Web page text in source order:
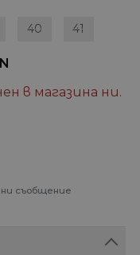
40 41
в магазина ни.
съобщение